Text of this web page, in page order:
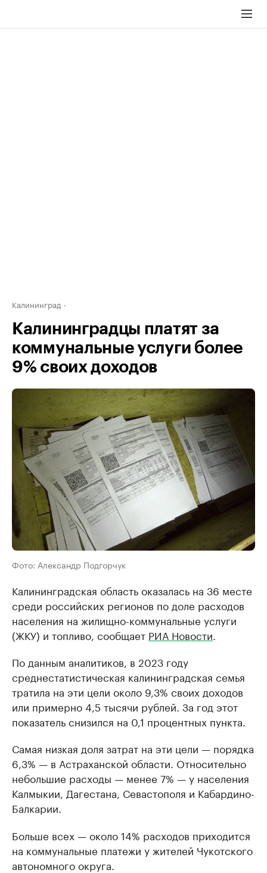
Калининград
Калининградцы платят за
коммунальные услуги более
9% своих доходов
Фото: Александр Подгорчук
Калининградская область оказалась на 36 месте
среди российских регионов по доле расходов
населения на жилищно-коммунальные услуги
(ЖКУ) и топливо, сообщает РИА Новости
По данным аналитиков, в 2023 году
среднестатистическая калининградская семья
тратила на эти цели около 9,3% своих доходов
или примерно 4,5 тысячи рублей. За год этот
показатель снизился на 0,1 процентных пункта.
Самая низкая доля затрат на эти цели — порядка
6,3% — в Астраханской области. Относительно
небольшие расходы — менее 7% — у населения
Калмыкии, Дагестана, Севастополя и Кабардино-
Балкарии.
Больше всех — около 14% расходов приходится
на коммунальные платежи у жителей Чукотского
автономного округа.